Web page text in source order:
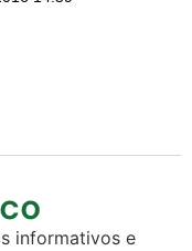
informativos e